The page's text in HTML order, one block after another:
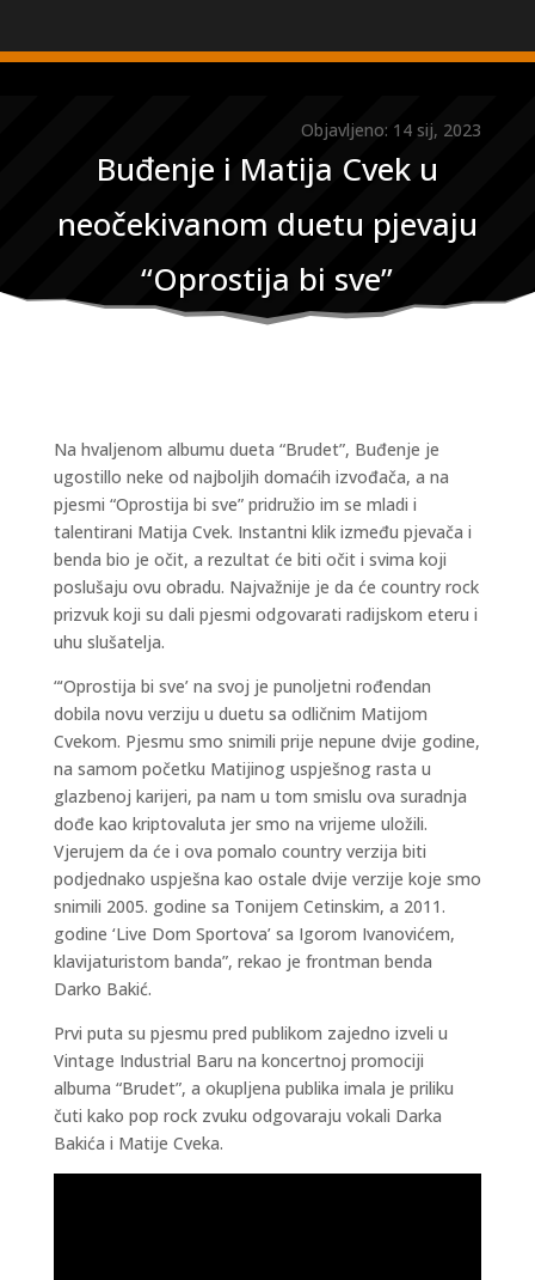
Objavljeno: 14 sij, 2023
Buđenje i Matija Cvek u
neočekivanom duetu pjevaju
“Oprostija bi sve”
Na hvaljenom albumu dueta “Brudet”, Buđenje je
ugostillo neke od najboljih domaćih izvođača, a na
pjesmi “Oprostija bi sve” pridružio im se mladi i
talentirani Matija Cvek. Instantni klik između pjevača i
benda bio je očit, a rezultat će biti očit i svima koji
poslušaju ovu obradu. Najvažnije je da će country rock
prizvuk koji su dali pjesmi odgovarati radijskom eteru i
uhu slušatelja.
“‘Oprostija bi sve’ na svoj je punoljetni rođendan
dobila novu verziju u duetu sa odličnim Matijom
Cvekom. Pjesmu smo snimili prije nepune dvije godine,
na samom početku Matijinog uspješnog rasta u
glazbenoj karijeri, pa nam u tom smislu ova suradnja
dođe kao kriptovaluta jer smo na vrijeme uložili.
Vjerujem da će i ova pomalo country verzija biti
podjednako uspješna kao ostale dvije verzije koje smo
snimili 2005. godine sa Tonijem Cetinskim, a 2011.
godine ‘Live Dom Sportova’ sa Igorom Ivanovićem,
klavijaturistom banda”, rekao je frontman benda
Darko Bakić.
Prvi puta su pjesmu pred publikom zajedno izveli u
Vintage Industrial Baru na koncertnoj promociji
albuma “Brudet”, a okupljena publika imala je priliku
čuti kako pop rock zvuku odgovaraju vokali Darka
Bakića i Matije Cveka.